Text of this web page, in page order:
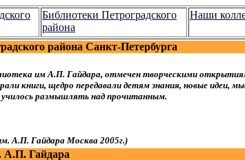
Библиотеки Петроградского
района
Наши
им А.П. Гайдара, отмечен творческими
книги, щедро передавали детям знания, новые идеи,
училось размышлять над прочитанным.
А.П. Гайдара Москва 2005г.)
района Санкт-Петербурга
А.П. Гайдара